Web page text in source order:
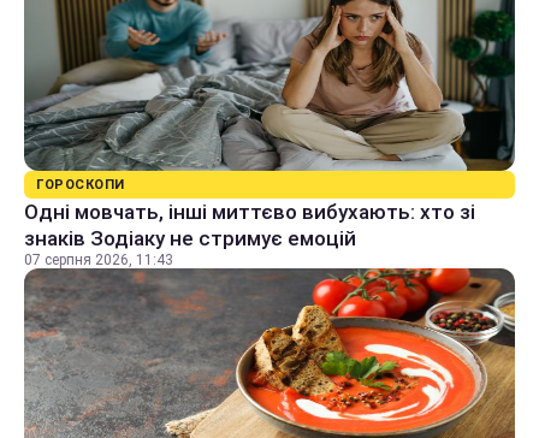
ГОРОСКОПИ
Одні мовчать, інші миттєво вибухають: хто зі
знаків Зодіаку не стримує емоцій
07 серпня 2026, 11:43